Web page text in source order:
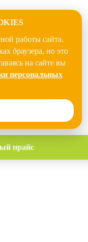
работы сайта.
браузера, но это
на сайте вы
персональных
прайс